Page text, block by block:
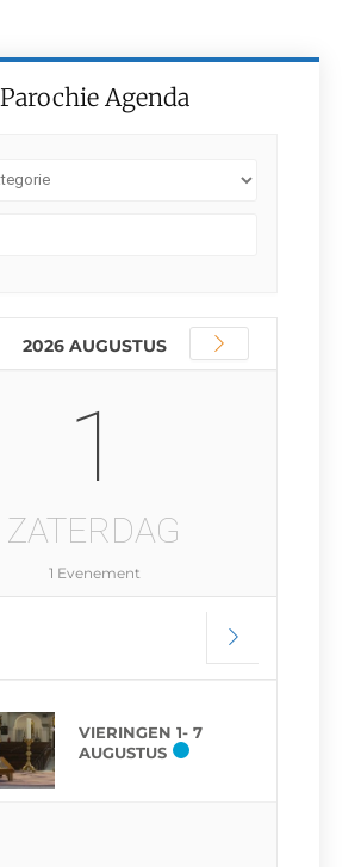
Parochie Agenda
2026 AUGUSTUS
1
ZATERDAG
1 Evenement
VIERINGEN 1- 7
AUGUSTUS